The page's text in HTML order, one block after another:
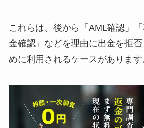
これらは、後から「AML確認」
金確認」などを理由に出金を拒
めに利用されるケースがあります